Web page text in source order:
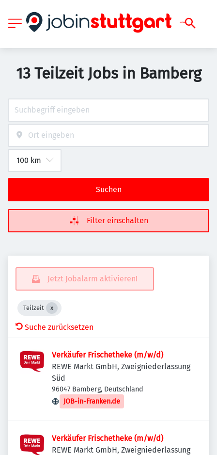
13 Teilzeit Jobs in Bamberg
Suchen
Filter einschalten
Jetzt Jobalarm aktivieren!
Teilzeit
Suche zurücksetzen
Verkäufer Frischetheke (m/w/d)
REWE Markt GmbH, Zweigniederlassung
Süd
96047 Bamberg, Deutschland
JOB-in-Franken.de
Verkäufer Frischetheke (m/w/d)
REWE Markt GmbH, Zweigniederlassung